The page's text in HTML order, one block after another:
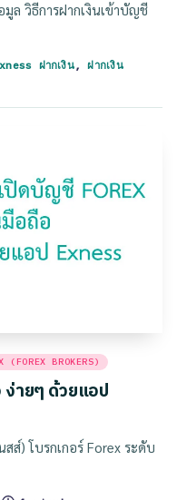
ล วิธีการฝากเงินเข้าบัญชี
ฝากเงิน,ฝากเงิน
(FOREX BROKERS)
ายๆ ด้วยแอป
ส์) โบรกเกอร์ Forex ระดับ